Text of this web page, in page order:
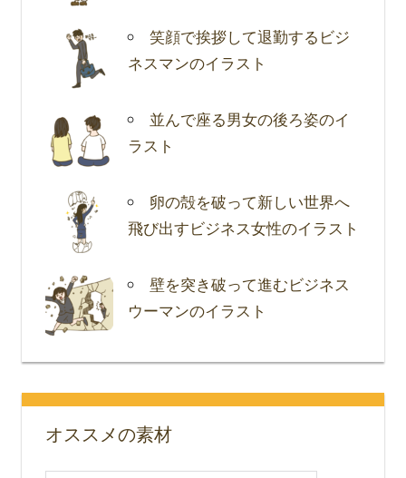
笑顔で挨拶して退勤するビジ
ネスマンのイラスト
並んで座る男女の後ろ姿のイ
ラスト
卵の殻を破って新しい世界へ
飛び出すビジネス女性のイラスト
壁を突き破って進むビジネス
ウーマンのイラスト
オススメの素材